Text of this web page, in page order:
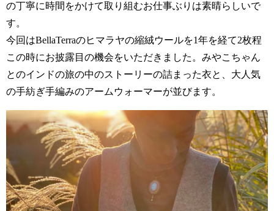
の丁寧に時間をかけて取り組むお仕事ぶりは素晴らしいで
す。
今回はBellaTerraのヒマラヤの縮絨ウールを1年を経て2枚程
この時にお披露目の機会をいただきました。みやこちゃん
とのインドの旅の中のストーリーの詰まった衣と、大人気
の手紡ぎ手編みのアームウォーマーが並びます。